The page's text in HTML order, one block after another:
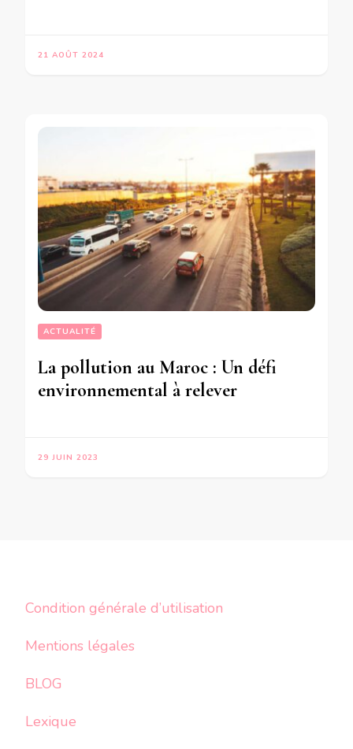
21 AOÛT 2024
ACTUALITÉ
La pollution au Maroc : Un défi
environnemental à relever
29 JUIN 2023
Condition générale d’utilisation
Mentions légales
BLOG
Lexique